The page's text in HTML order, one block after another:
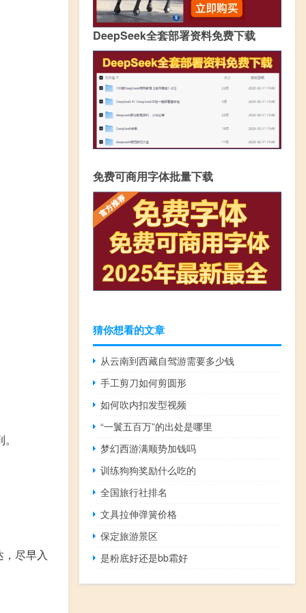
尽早入
DeepSeek全套部署资料免费下载
免费可商用字体批量下载
猜你想看的文章
从云南到西藏自驾游需要多少钱
手工剪刀如何剪圆形
如何吹内扣发型视频
“一鬟五百万”的出处是哪里
梦幻西游满顺势加钱吗
训练狗狗奖励什么吃的
全国旅行社排名
文具拉伸弹簧价格
保定旅游景区
是粉底好还是bb霜好